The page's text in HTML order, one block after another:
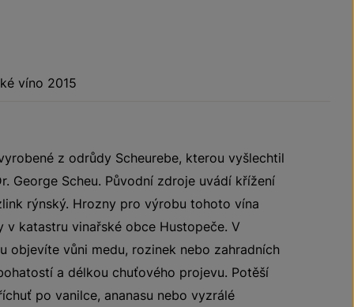
víno 2015
z odrůdy Scheurebe, kterou vyšlechtil
George Scheu. Původní zdroje uvádí křížení
rýnský. Hrozny pro výrobu tohoto vína
v katastru vinařské obce Hustopeče. V
objevíte vůni medu, rozinek nebo zahradních
a délkou chuťového projevu. Potěší
po vanilce, ananasu nebo vyzrálé